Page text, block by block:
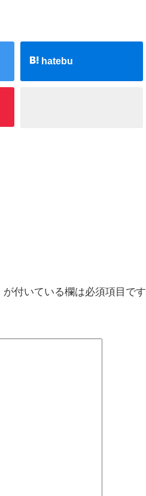
hatebu
が付いている欄は必須項目です